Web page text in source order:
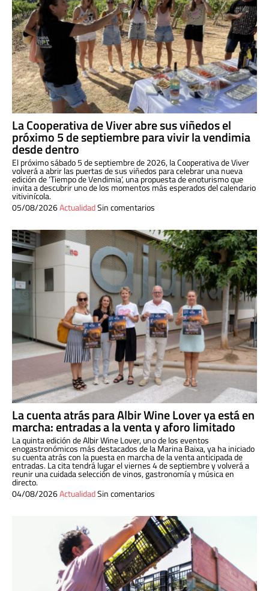
La Cooperativa de Viver abre sus viñedos el
próximo 5 de septiembre para vivir la vendimia
desde dentro
El próximo sábado 5 de septiembre de 2026, la Cooperativa de Viver
volverá a abrir las puertas de sus viñedos para celebrar una nueva
edición de ‘Tiempo de Vendimia’, una propuesta de enoturismo que
invita a descubrir uno de los momentos más esperados del calendario
vitivinícola.
05/08/2026ActualidadSin comentarios
La cuenta atrás para Albir Wine Lover ya está en
marcha: entradas a la venta y aforo limitado
La quinta edición de Albir Wine Lover, uno de los eventos
enogastronómicos más destacados de la Marina Baixa, ya ha iniciado
su cuenta atrás con la puesta en marcha de la venta anticipada de
entradas. La cita tendrá lugar el viernes 4 de septiembre y volverá a
reunir una cuidada selección de vinos, gastronomía y música en
directo.
04/08/2026ActualidadSin comentarios